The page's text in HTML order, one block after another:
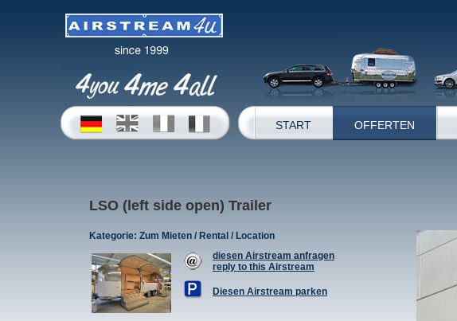
START OFFERTEN
LSO (left side open) Trailer
Kategorie: Zum Mieten / Rental / Location
diesen Airstream anfragen
reply to this Airstream
Diesen Airstream parken